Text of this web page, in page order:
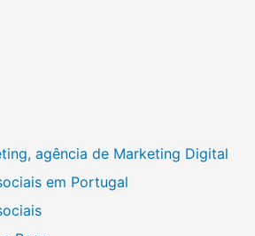
agência de Marketing Digital
em Portugal